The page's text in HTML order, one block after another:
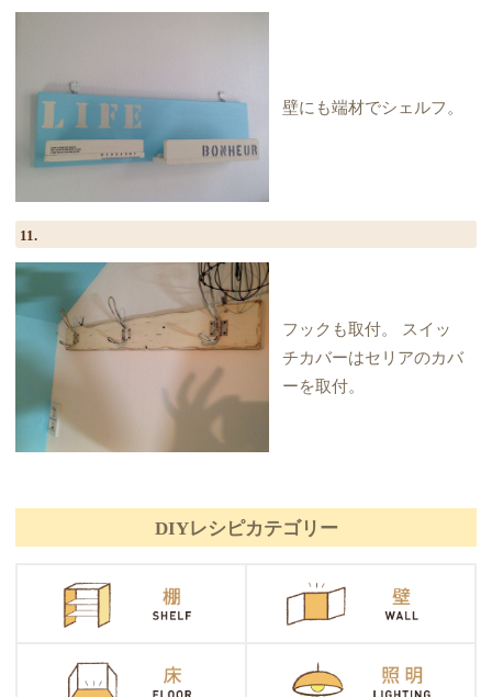
壁にも端材でシェルフ。
11.
フックも取付。 スイッ
チカバーはセリアのカバ
ーを取付。
DIYレシピカテゴリー